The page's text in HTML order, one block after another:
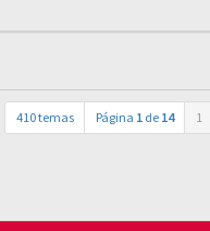
410 temas Página 1 de 14 1